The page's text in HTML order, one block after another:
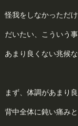
怪我をしなかっただ
だいたい、こういう
あまり良くない兆候な
まず、体調があまり良
背中全体に鈍い痛み